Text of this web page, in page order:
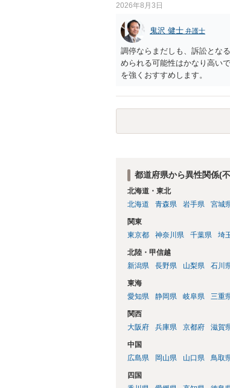
2026年8月3日
鬼沢 健士 弁護士
調停ならまだしも、訴訟とな
められる可能性はかなり高い
を強くおすすめします。
都道府県から異性関係(
北海道・東北
北海道
青森県 岩手県 宮城
関東
東京都
神奈川県 千葉県 埼
北陸・甲信越
新潟県
長野県 山梨県 石川
東海
愛知県
静岡県 岐阜県 三重
関西
大阪府
兵庫県 京都府 滋賀
中国
広島県
岡山県 山口県 鳥取
四国